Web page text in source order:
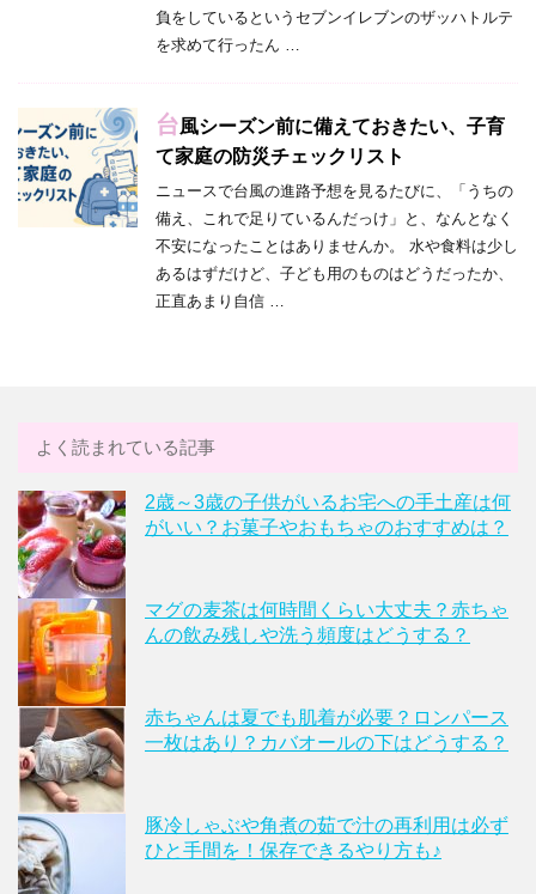
負をしているというセブンイレブンのザッハトルテ
を求めて行ったん …
台風シーズン前に備えておきたい、子育
て家庭の防災チェックリスト
ニュースで台風の進路予想を見るたびに、「うちの
備え、これで足りているんだっけ」と、なんとなく
不安になったことはありませんか。 水や食料は少し
あるはずだけど、子ども用のものはどうだったか、
正直あまり自信 …
よく読まれている記事
2歳～3歳の子供がいるお宅への手土産は何
がいい？お菓子やおもちゃのおすすめは？
マグの麦茶は何時間くらい大丈夫？赤ちゃ
んの飲み残しや洗う頻度はどうする？
赤ちゃんは夏でも肌着が必要？ロンパース
一枚はあり？カバオールの下はどうする？
豚冷しゃぶや角煮の茹で汁の再利用は必ず
ひと手間を！保存できるやり方も♪